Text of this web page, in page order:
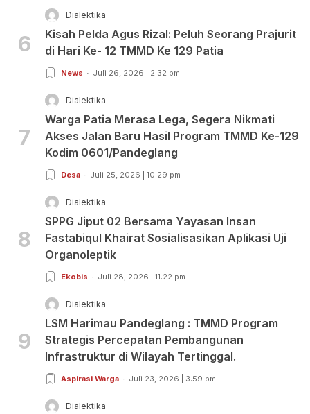
6
Dialektika
Kisah Pelda Agus Rizal: Peluh Seorang Prajurit
di Hari Ke- 12 TMMD Ke 129 Patia
News Juli 26, 2026 | 2:32 pm
7
Dialektika
Warga Patia Merasa Lega, Segera Nikmati
Akses Jalan Baru Hasil Program TMMD Ke-129
Kodim 0601/Pandeglang
Desa Juli 25, 2026 | 10:29 pm
8
Dialektika
SPPG Jiput 02 Bersama Yayasan Insan
Fastabiqul Khairat Sosialisasikan Aplikasi Uji
Organoleptik
Ekobis Juli 28, 2026 | 11:22 pm
9
Dialektika
LSM Harimau Pandeglang : TMMD Program
Strategis Percepatan Pembangunan
Infrastruktur di Wilayah Tertinggal.
Aspirasi Warga Juli 23, 2026 | 3:59 pm
Dialektika